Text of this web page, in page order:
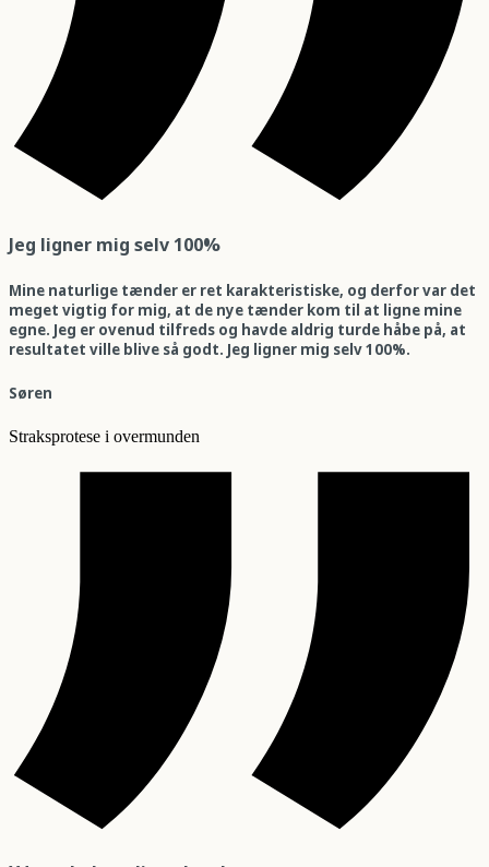
Jeg ligner mig selv 100%
Mine naturlige tænder er ret karakteristiske, og derfor var det
meget vigtig for mig, at de nye tænder kom til at ligne mine
egne. Jeg er ovenud tilfreds og havde aldrig turde håbe på, at
resultatet ville blive så godt. Jeg ligner mig selv 100%.
Søren
Straksprotese i overmunden